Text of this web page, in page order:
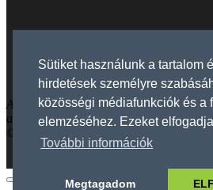
Sütiket használunk a tartalom
hirdetések személyre
közösségi médiafunkciók és a
elemzéséhez. Ezeket
További információk
Megtagadom
Facebook
Instagram
Az oldalon szereplő termékfotók
adatok tájékoztató jellegűek.
©2026 Cool4U Systems Kft.
Adatkezelés